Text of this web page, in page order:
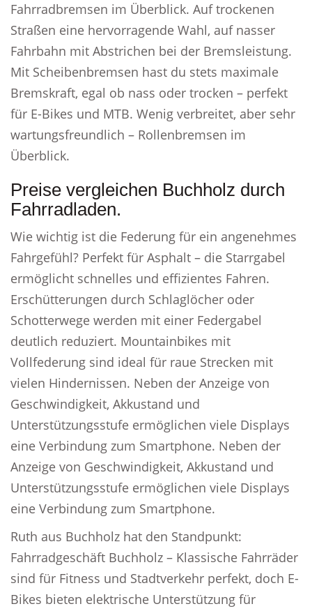
Fahrradbremsen im Überblick. Auf trockenen
Straßen eine hervorragende Wahl, auf nasser
Fahrbahn mit Abstrichen bei der Bremsleistung.
Mit Scheibenbremsen hast du stets maximale
Bremskraft, egal ob nass oder trocken – perfekt
für E-Bikes und MTB. Wenig verbreitet, aber sehr
wartungsfreundlich – Rollenbremsen im
Überblick.
Preise vergleichen Buchholz durch
Fahrradladen.
Wie wichtig ist die Federung für ein angenehmes
Fahrgefühl? Perfekt für Asphalt – die Starrgabel
ermöglicht schnelles und effizientes Fahren.
Erschütterungen durch Schlaglöcher oder
Schotterwege werden mit einer Federgabel
deutlich reduziert. Mountainbikes mit
Vollfederung sind ideal für raue Strecken mit
vielen Hindernissen. Neben der Anzeige von
Geschwindigkeit, Akkustand und
Unterstützungsstufe ermöglichen viele Displays
eine Verbindung zum Smartphone. Neben der
Anzeige von Geschwindigkeit, Akkustand und
Unterstützungsstufe ermöglichen viele Displays
eine Verbindung zum Smartphone.
Ruth aus Buchholz hat den Standpunkt:
Fahrradgeschäft Buchholz – Klassische Fahrräder
sind für Fitness und Stadtverkehr perfekt, doch E-
Bikes bieten elektrische Unterstützung für